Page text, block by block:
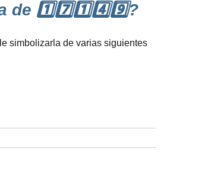
1️⃣7️⃣1️⃣4️⃣9️⃣?
simbolizarla de varias siguientes